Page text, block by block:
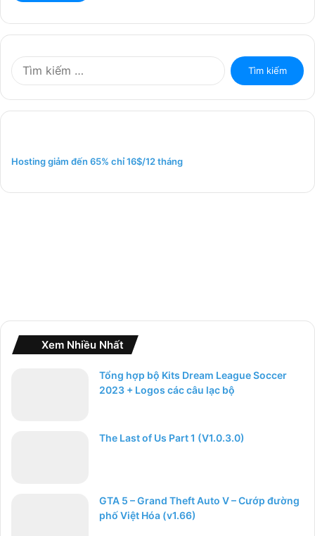
k
o
Hosting giảm đến 65% chỉ 16$/12 tháng
Xem Nhiều Nhất
Tổng hợp bộ Kits Dream League Soccer
2023 + Logos các câu lạc bộ
The Last of Us Part 1 (V1.0.3.0)
GTA 5 – Grand Theft Auto V – Cướp đường
phố Việt Hóa (v1.66)